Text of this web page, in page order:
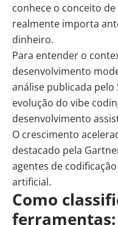
conhece o conceito
realmente importa
dinheiro.
Para entender o
desenvolvimento
análise publicada pelo
evolução do vibe
desenvolvimento
O crescimento
destacado pela
agentes de
artificial.
Como